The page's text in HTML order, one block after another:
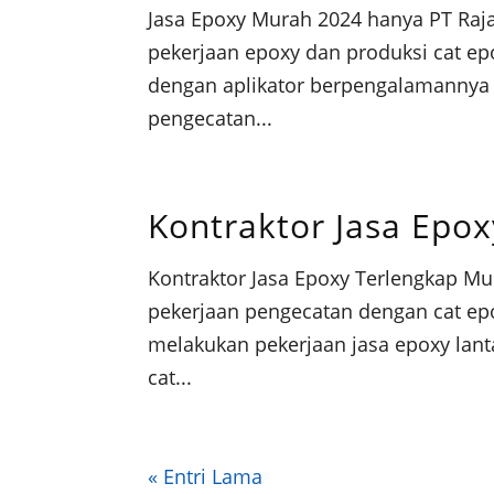
Jasa Epoxy Murah 2024 hanya PT
pekerjaan epoxy dan produksi cat
dengan aplikator
pengecatan...
Kontraktor Jasa
Kontraktor Jasa Epoxy Terlengkap
pekerjaan pengecatan dengan cat
melakukan pekerjaan jasa epoxy
cat...
« Entri Lama